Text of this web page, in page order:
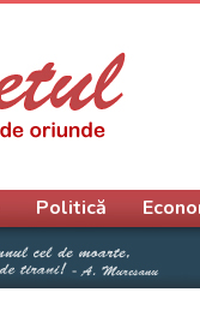
Politică